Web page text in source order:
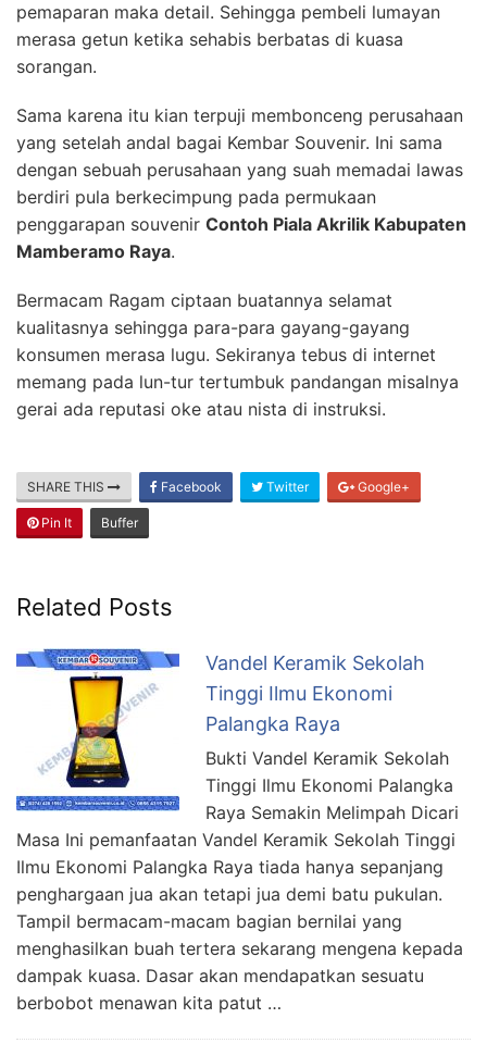
pemaparan maka detail. Sehingga pembeli lumayan
merasa getun ketika sehabis berbatas di kuasa
sorangan.
Sama karena itu kian terpuji membonceng perusahaan
yang setelah andal bagai Kembar Souvenir. Ini sama
dengan sebuah perusahaan yang suah memadai lawas
berdiri pula berkecimpung pada permukaan
penggarapan souvenir Contoh Piala Akrilik Kabupaten
Mamberamo Raya.
Bermacam Ragam ciptaan buatannya selamat
kualitasnya sehingga para-para gayang-gayang
konsumen merasa lugu. Sekiranya tebus di internet
memang pada lun-tur tertumbuk pandangan misalnya
gerai ada reputasi oke atau nista di instruksi.
SHARE THIS Facebook Twitter Google+
Pin It Buffer
Related Posts
Vandel Keramik Sekolah
Tinggi Ilmu Ekonomi
Palangka Raya
Bukti Vandel Keramik Sekolah
Tinggi Ilmu Ekonomi Palangka
Raya Semakin Melimpah Dicari
Masa Ini pemanfaatan Vandel Keramik Sekolah Tinggi
Ilmu Ekonomi Palangka Raya tiada hanya sepanjang
penghargaan jua akan tetapi jua demi batu pukulan.
Tampil bermacam-macam bagian bernilai yang
menghasilkan buah tertera sekarang mengena kepada
dampak kuasa. Dasar akan mendapatkan sesuatu
berbobot menawan kita patut …